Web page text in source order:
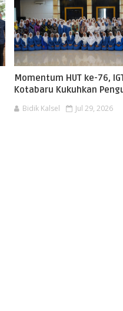
Momentum HUT ke-76,
Kotabaru Kukuhkan
Bidik Kalsel Jul 29, 2026